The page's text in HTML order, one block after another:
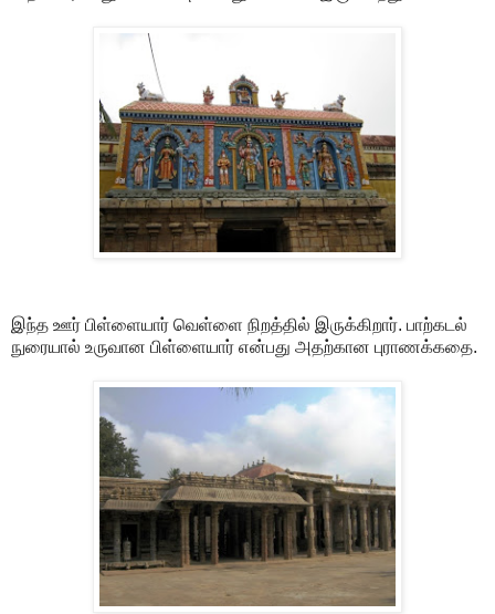
இந்த ஊர் பிள்ளையார் வெள்ளை நிறத்தில் இருக்கிறார். பாற்கடல்
நுரையால் உருவான பிள்ளையார் என்பது அதற்கான புராணக்கதை.